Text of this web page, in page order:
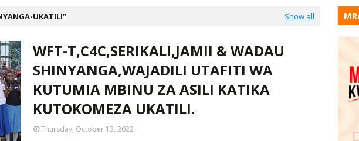
UKATILI Show all
WFT-T,C4C,SERIKALI,JAMII & WADAU
SHINYANGA,WAJADILI UTAFITI WA
KUTUMIA MBINU ZA ASILI KATIKA
KUTOKOMEZA UKATILI.
Thursday, October 13, 2022